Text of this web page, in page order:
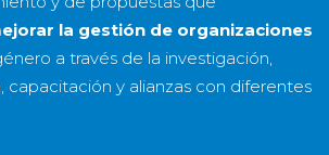
la gestión de organizaciones
a través de la investigación,
capacitación y alianzas con diferentes